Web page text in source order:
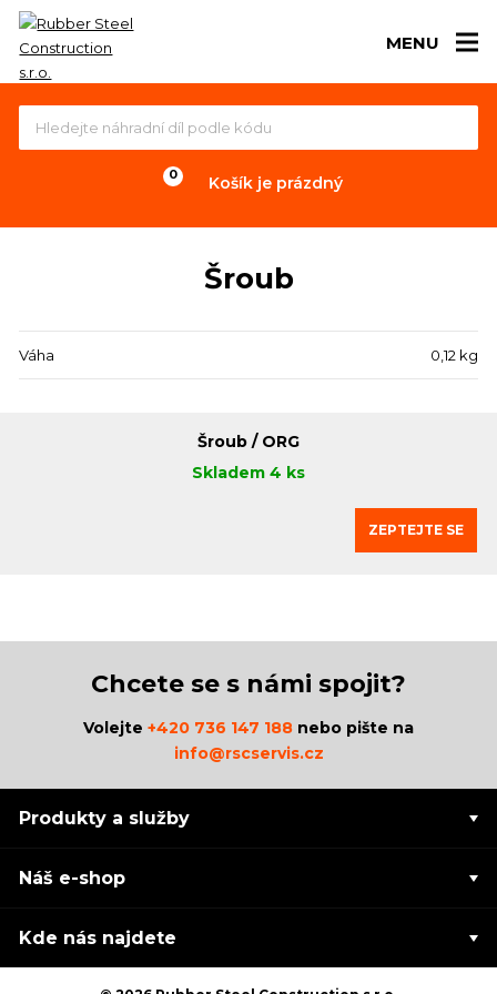
MENU
Košík je prázdný
Šroub
Váha 0,12 kg
Šroub / ORG
Skladem 4 ks
ZEPTEJTE SE
Chcete se s námi spojit?
Volejte +420 736 147 188 nebo pište na
info@rscservis.cz
Produkty a služby
Náš e-shop
Kde nás najdete